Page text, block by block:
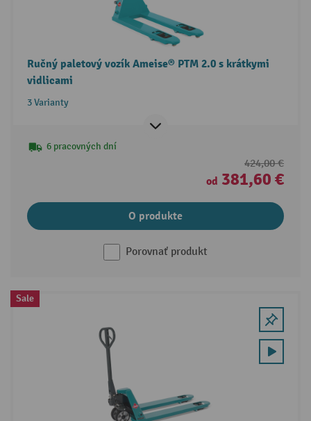
Ručný paletový vozík Ameise® PTM 2.0 s krátkymi
vidlicami
3 Varianty
6 pracovných dní
424,00 €
od 381,60 €
O produkte
Porovnať produkt
Sale